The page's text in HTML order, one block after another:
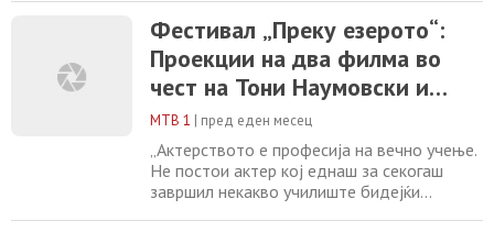
излегува се училиштето со кое секогаш се
соочува. Со секој нов проект актерот
почнува од почеток. За среќа, имаме актер
кој ги поминал сите вообичаени фази кои
ги минуваат сите фази во светот. Тони
Наумовски
Фестивал „Преку езерото“:
Проекции на два филма во
чест на Тони Наумовски и
проекција на „Павилјон“ во
чест на Мето Јовановски
МТВ 1 | пред еден месец
„Актерството е професија на вечно учење.
Не постои актер кој еднаш за секогаш
завршил некакво училиште бидејќи